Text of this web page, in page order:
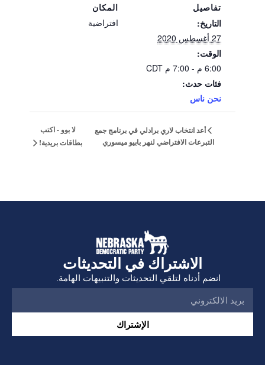
تفاصيل
التاريخ:
27 أغسطس 2020
الوقت:
6:00 م - 7:00 م
CDT
فئات حدث:
نحن ناس
المكان
افتراضية
أعد انتخاب لاري برادلي في برنامج جمع
التبرعات الافتراضي لنهر بابيو ميسوري
لا بوو - اكتب
بطاقات بريدية!
الاشتراك في التحديثات
انضم أدناه لتلقي التحديثات والتنبيهات الهامة.
الإشتراك